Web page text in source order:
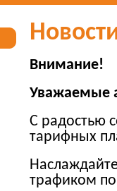
Внимание!
Уважаемые
С радостью
тарифных
трафиком